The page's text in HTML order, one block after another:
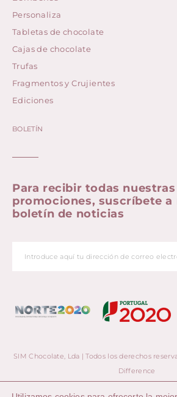
Personaliza
Tabletas de chocolate
Cajas de chocolate
Trufas
Fragmentos y Crujientes
Ediciones
BOLETÍN
Para recibir todas
promociones, suscríbete a
boletín de noticias
SIM Chocolate, Lda | Todos los derechos
Difference